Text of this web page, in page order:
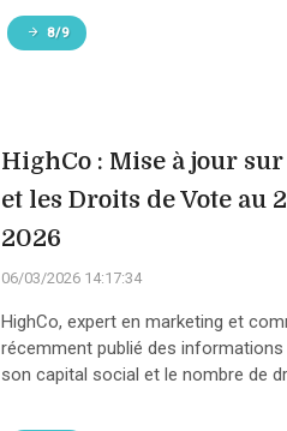
8/9
HighCo : Mise à jour
et les Droits de Vote au
2026
06/03/2026 14:17:34
HighCo, expert en marketing et
récemment publié des
son capital social et le nombre de